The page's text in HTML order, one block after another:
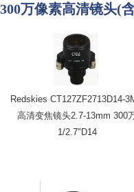
300万像素高清镜头(
Redskies CT127ZF2713D14-
高清变焦镜头2.7-13mm 300
1/2.7"D14